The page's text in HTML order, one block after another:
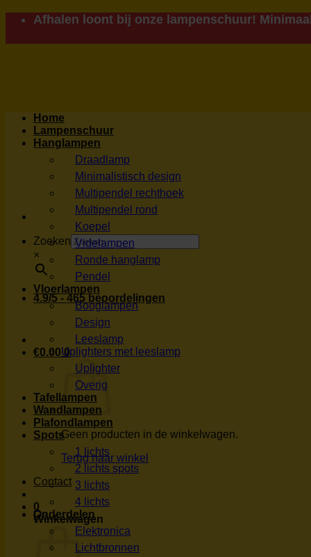
inhoud
Afhalen loont bij onze lampenschuur!
Zoeken
×
4.9/5 - 465 beoordelingen
€0.00 0
Geen producten in de winkelwagen.
Terug naar winkel
Contact
0
Winkelwagen
Home
Lampenschuur
Hanglampen
Draadlamp
Minimalistisch design
Multipendel rechthoek
Multipendel rond
Koepel
Videlampen
Ronde hanglamp
Pendel
Vloerlampen
Booglampen
Design
Leeslamp
Uplighters met leeslamp
Uplighter
Overig
Tafellampen
Wandlampen
Plafondlampen
Spots
1 lichts
2 lichts spots
3 lichts
4 lichts
Onderdelen
Elektronica
Lichtbronnen